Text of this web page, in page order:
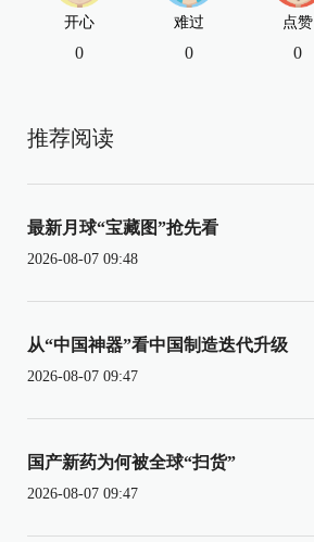
开心
0
难过
0
点赞
0
推荐阅读
最新月球“宝藏图”抢先看
2026-08-07 09:48
从“中国神器”看中国制造迭代升级
2026-08-07 09:47
国产新药为何被全球“扫货”
2026-08-07 09:47